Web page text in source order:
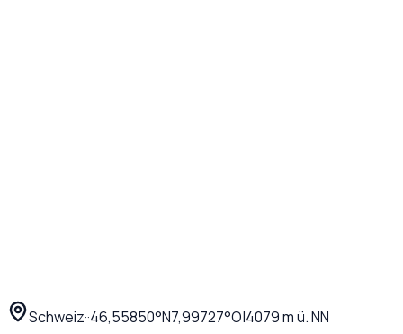
Schweiz··46,55850°N7,99727°O|4079m ü. NN